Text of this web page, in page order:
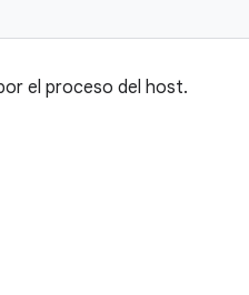
el proceso del host.